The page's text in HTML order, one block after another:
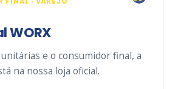
WORX
e o consumidor final, a
na nossa loja oficial.